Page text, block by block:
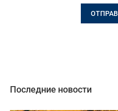
Последние новости